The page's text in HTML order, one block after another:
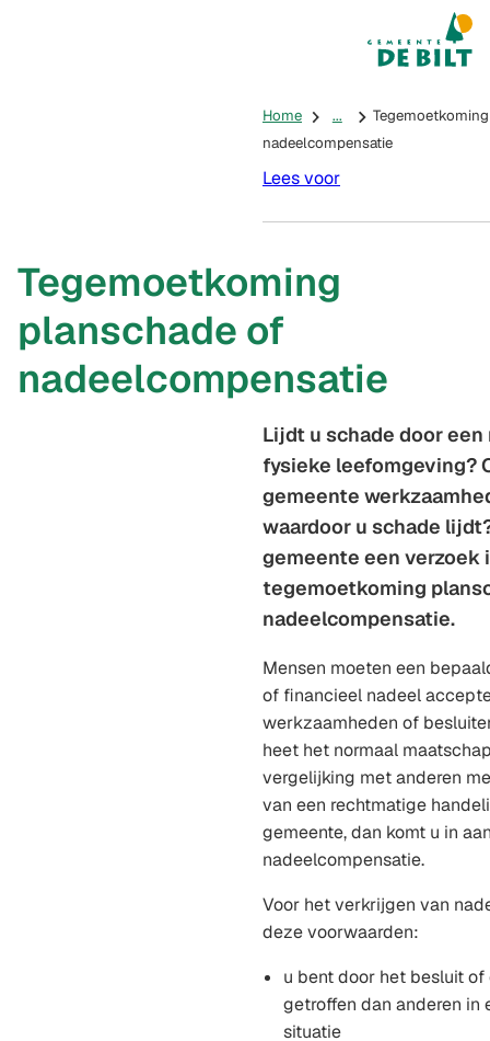
Mijn De Bilt
(Verwijst
Home ...
nadeelcompensatie
Lees voor
Tegemoetkoming
planschade of
nadeelcompensatie
Lijdt u schade door
fysieke leefomgeving?
gemeente
waardoor u schade
gemeente een verzoek
tegemoetkoming
nadeelcompensatie.
Mensen moeten een
of financieel nadeel
werkzaamheden of
heet het normaal
vergelijking met anderen
van een rechtmatige
gemeente, dan komt u in
nadeelcompensatie.
Voor het verkrijgen van
deze voorwaarden:
u bent door het besluit
getroffen dan anderen in
situatie